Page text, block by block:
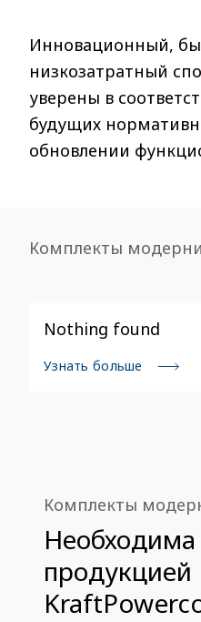
Инновационный,
низкозатратный
уверены в
будущих
обновлении
Комплекты
Nothing found
Узнать больше
продукцией
Комплекты